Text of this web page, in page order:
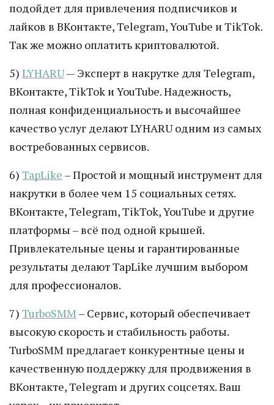
подойдет для привлечения подписчиков и
лайков в ВКонтакте, Telegram, YouTube и TikTok.
Так же можно оплатить криптовалютой.
5) LYHARU— Эксперт в накрутке для Telegram,
ВКонтакте, TikTok и YouTube. Надежность,
полная конфиденциальность и высочайшее
качество услуг делают LYHARU одним из самых
востребованных сервисов.
6) TapLike – Простой и мощный инструмент для
накрутки в более чем 15 социальных сетях.
ВКонтакте, Telegram, TikTok, YouTube и другие
платформы – всё под одной крышей.
Привлекательные цены и гарантированные
результаты делают TapLike лучшим выбором
для профессионалов.
7) TurboSMM – Сервис, который обеспечивает
высокую скорость и стабильность работы.
TurboSMM предлагает конкурентные цены и
качественную поддержку для продвижения в
ВКонтакте, Telegram и других соцсетях. Ваш